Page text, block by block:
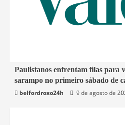
4 min read
Economia
Paulistanos enfrentam filas para
sarampo no primeiro sábado de
belfordroxo24h
9 de agosto de